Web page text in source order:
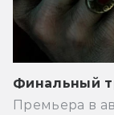
Финальный
Премьера в